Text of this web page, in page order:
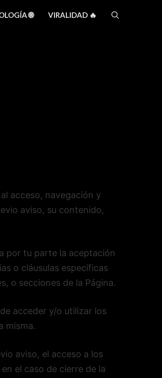
🌐 VIRALIDAD 🔥
acceso, navegación y
aviso, su contenido,
por tu parte la aceptación
o cláusulas específicas
o secciones de la Página.
acceder y/o utilizar los
misma.
aviso, el acceso a los
el caso de cierre de la